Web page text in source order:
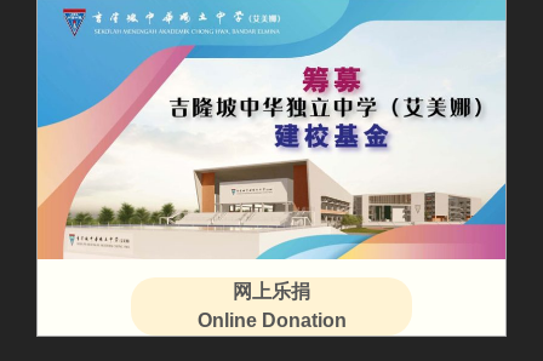
网上乐捐
Online Donation